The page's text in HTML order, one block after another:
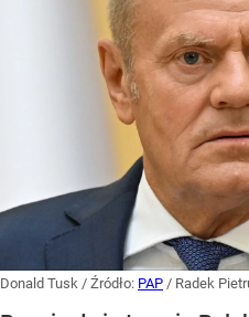
Donald Tusk / Źródło: PAP / Radek